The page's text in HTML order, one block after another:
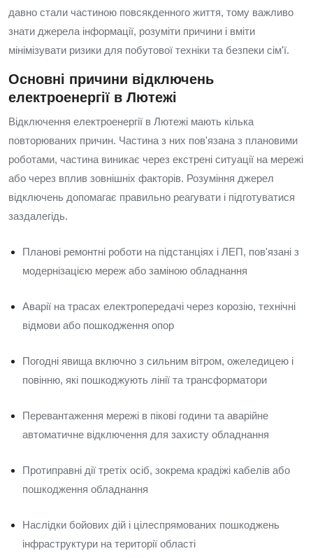
давно стали частиною повсякденного життя, тому важливо
знати джерела інформації, розуміти причини і вміти
мінімізувати ризики для побутової техніки та безпеки сім'ї.
Основні причини відключень
електроенергії в Лютежі
Відключення електроенергії в Лютежі мають кілька
повторюваних причин. Частина з них пов'язана з плановими
роботами, частина виникає через екстрені ситуації на мережі
або через вплив зовнішніх факторів. Розуміння джерел
відключень допомагає правильно реагувати і підготуватися
заздалегідь.
Планові ремонтні роботи на підстанціях і ЛЕП, пов'язані з
модернізацією мереж або заміною обладнання
Аварії на трасах електропередачі через корозію, технічні
відмови або пошкодження опор
Погодні явища включно з сильним вітром, ожеледицею і
повінню, які пошкоджують лінії та трансформатори
Перевантаження мережі в пікові години та аварійне
автоматичне відключення для захисту обладнання
Протиправні дії третіх осіб, зокрема крадіжі кабелів або
пошкодження обладнання
Наслідки бойових дій і цілеспрямованих пошкоджень
інфраструктури на території області